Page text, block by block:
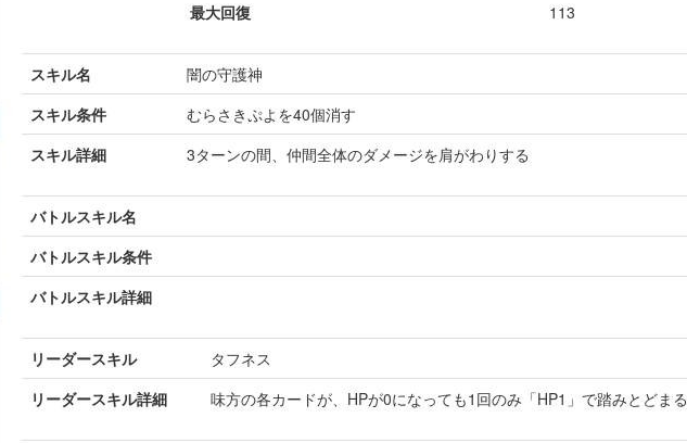
最大回復
113
スキル名
闇の守護神
スキル条件
むらさきぷよを40個消す
スキル詳細
3ターンの間、仲間全体のダメージを肩がわりする
バトルスキル名
バトルスキル条件
バトルスキル詳細
リーダースキル
タフネス
リーダースキル詳細
味方の各カードが、HPが0になっても1回のみ「HP1」で踏みとどまる